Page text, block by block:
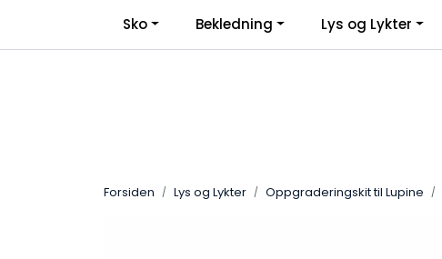
Sko Bekledning Lys og Lykter
Forsiden Lys og Lykter Oppgraderingskit til Lupine